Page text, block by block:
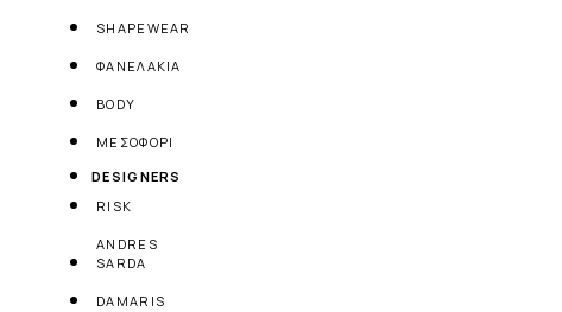
SHAPEWEAR
ΦΑΝΕΛΑΚΙΑ
BODY
ΜΕΣΟΦΟΡΙ
DESIGNERS
RISK
ANDRES
SARDA
DAMARIS